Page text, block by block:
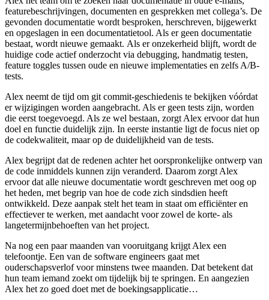
featurebeschrijvingen, documenten en gesprekken met collega’s. De
gevonden documentatie wordt besproken, herschreven, bijgewerkt
en opgeslagen in een documentatietool. Als er geen documentatie
bestaat, wordt nieuwe gemaakt. Als er onzekerheid blijft, wordt de
huidige code actief onderzocht via debugging, handmatig testen,
feature toggles tussen oude en nieuwe implementaties en zelfs A/B-
tests.
Alex neemt de tijd om git commit-geschiedenis te bekijken vóórdat
er wijzigingen worden aangebracht. Als er geen tests zijn, worden
die eerst toegevoegd. Als ze wel bestaan, zorgt Alex ervoor dat hun
doel en functie duidelijk zijn. In eerste instantie ligt de focus niet op
de codekwaliteit, maar op de duidelijkheid van de tests.
Alex begrijpt dat de redenen achter het oorspronkelijke ontwerp van
de code inmiddels kunnen zijn veranderd. Daarom zorgt Alex
ervoor dat alle nieuwe documentatie wordt geschreven met oog op
het heden, met begrip van hoe de code zich sindsdien heeft
ontwikkeld. Deze aanpak stelt het team in staat om efficiënter en
effectiever te werken, met aandacht voor zowel de korte- als
langetermijnbehoeften van het project.
Na nog een paar maanden van vooruitgang krijgt Alex een
telefoontje. Een van de software engineers gaat met
ouderschapsverlof voor minstens twee maanden. Dat betekent dat
hun team iemand zoekt om tijdelijk bij te springen. En aangezien
Alex het zo goed doet met de boekingsapplicatie…